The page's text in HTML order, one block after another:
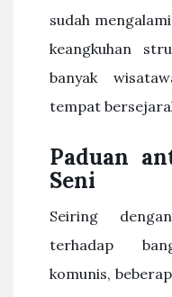
sudah
keangkuhan
banyak
tempat
Paduan
Seni
Seiring
terhadap
komunis,